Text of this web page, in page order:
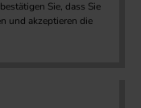
Sie, dass Sie
und akzeptieren die